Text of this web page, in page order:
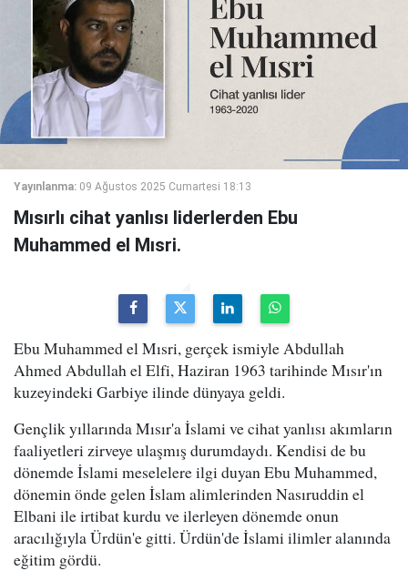
Yayınlanma: 09 Ağustos 2025 Cumartesi 18:13
Mısırlı cihat yanlısı liderlerden Ebu
Muhammed el Mısri.
Ebu Muhammed el Mısri, gerçek ismiyle Abdullah
Ahmed Abdullah el Elfi, Haziran 1963 tarihinde Mısır'ın
kuzeyindeki Garbiye ilinde dünyaya geldi.
Gençlik yıllarında Mısır'a İslami ve cihat yanlısı akımların
faaliyetleri zirveye ulaşmış durumdaydı. Kendisi de bu
dönemde İslami meselelere ilgi duyan Ebu Muhammed,
dönemin önde gelen İslam alimlerinden Nasıruddin el
Elbani ile irtibat kurdu ve ilerleyen dönemde onun
aracılığıyla Ürdün'e gitti. Ürdün'de İslami ilimler alanında
eğitim gördü.